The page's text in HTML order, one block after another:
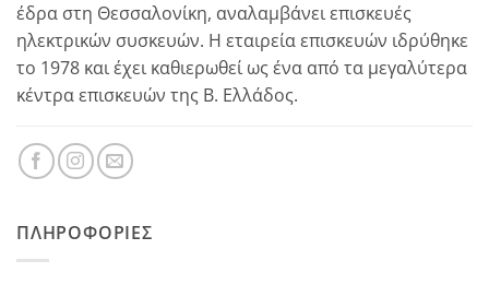
έδρα στη Θεσσαλονίκη, αναλαμβάνει επισκευές
ηλεκτρικών συσκευών. Η εταιρεία επισκευών ιδρύθηκε
το 1978 και έχει καθιερωθεί ως ένα από τα μεγαλύτερα
κέντρα επισκευών της Β. Ελλάδος.
ΠΛΗΡΟΦΟΡΊΕΣ